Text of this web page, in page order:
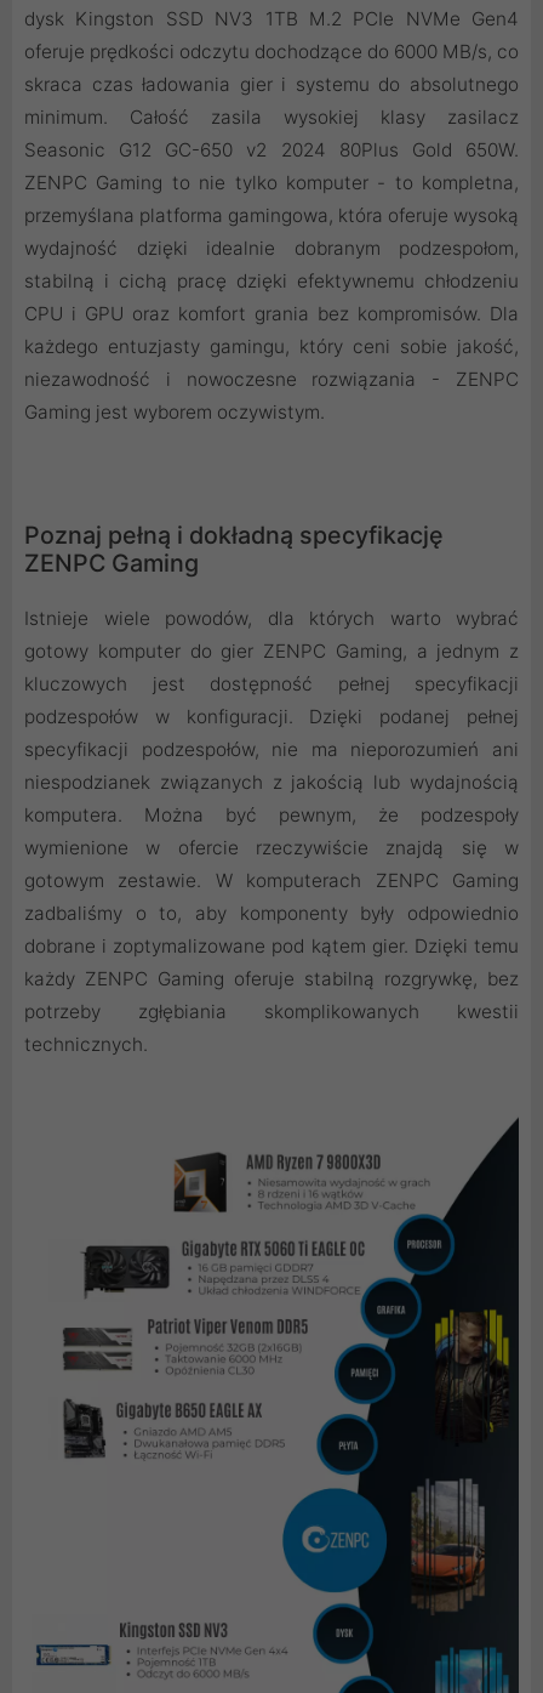
dysk Kingston SSD NV3 1TB M.2 PCIe NVMe Gen4
oferuje prędkości odczytu dochodzące do 6000 MB/s, co
skraca czas ładowania gier i systemu do absolutnego
minimum. Całość zasila wysokiej klasy zasilacz
Seasonic G12 GC-650 v2 2024 80Plus Gold 650W.
ZENPC Gaming to nie tylko komputer - to kompletna,
przemyślana platforma gamingowa, która oferuje wysoką
wydajność dzięki idealnie dobranym podzespołom,
stabilną i cichą pracę dzięki efektywnemu chłodzeniu
CPU i GPU oraz komfort grania bez kompromisów. Dla
każdego entuzjasty gamingu, który ceni sobie jakość,
niezawodność i nowoczesne rozwiązania - ZENPC
Gaming jest wyborem oczywistym.
Poznaj pełną i dokładną specyfikację
ZENPC Gaming
Istnieje wiele powodów, dla których warto wybrać
gotowy komputer do gier ZENPC Gaming, a jednym z
kluczowych jest dostępność pełnej specyfikacji
podzespołów w konfiguracji. Dzięki podanej pełnej
specyfikacji podzespołów, nie ma nieporozumień ani
niespodzianek związanych z jakością lub wydajnością
komputera. Można być pewnym, że podzespoły
wymienione w ofercie rzeczywiście znajdą się w
gotowym zestawie. W komputerach ZENPC Gaming
zadbaliśmy o to, aby komponenty były odpowiednio
dobrane i zoptymalizowane pod kątem gier. Dzięki temu
każdy ZENPC Gaming oferuje stabilną rozgrywkę, bez
potrzeby zgłębiania skomplikowanych kwestii
technicznych.